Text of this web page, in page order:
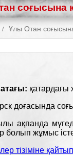
соғысына
Ұлы Отан
қатардағы
доғасында
ақпанда
болып жұмыс
тізіміне